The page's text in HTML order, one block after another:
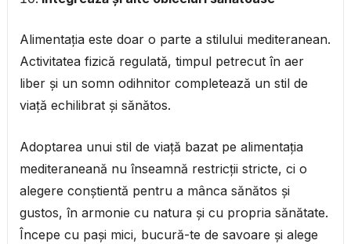
Alimentația este doar o parte a stilului mediteranean.
Activitatea fizică regulată, timpul petrecut în aer
liber și un somn odihnitor completează un stil de
viață echilibrat și sănătos.
Adoptarea unui stil de viață bazat pe alimentația
mediteraneană nu înseamnă restricții stricte, ci o
alegere conștientă pentru a mânca sănătos și
gustos, în armonie cu natura și cu propria sănătate.
Începe cu pași mici, bucură-te de savoare și alege